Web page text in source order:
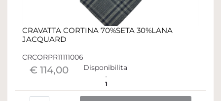
CRAVATTA CORTINA 70%SETA 30%LANA
JACQUARD
CRCORPR11111006
€ 114,00 Disponibilita'
1